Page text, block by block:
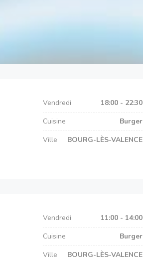
Vendredi
18:00 - 22:30
Cuisine
Burger
Ville
BOURG-LÈS-VALENCE
Vendredi
11:00 - 14:00
Cuisine
Burger
Ville
BOURG-LÈS-VALENCE